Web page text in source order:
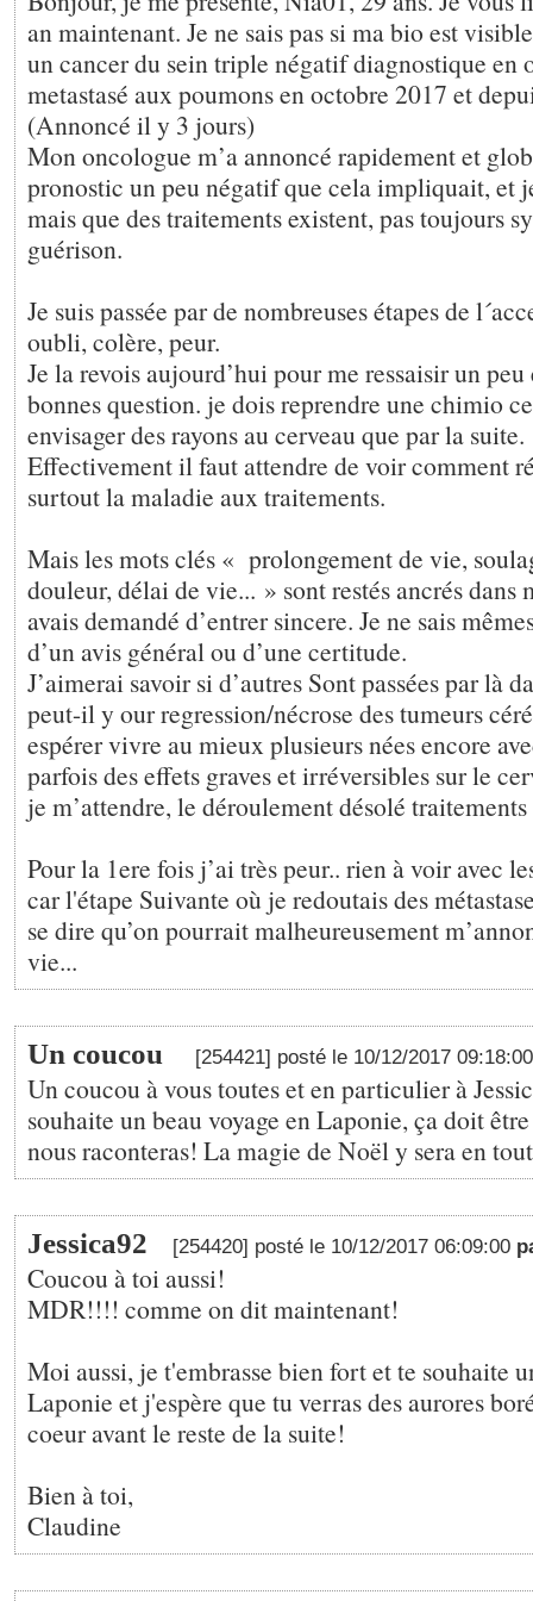
an maintenant. Je ne sais pas si ma bio est
un cancer du sein triple négatif diagnostique en
metastasé aux poumons en octobre 2017 et
(Annoncé il y 3 jours)
Mon oncologue m’a annoncé rapidement et
pronostic un peu négatif que cela impliquait, et
mais que des traitements existent, pas toujours
guérison.
Je suis passée par de nombreuses étapes de
oubli, colère, peur.
Je la revois aujourd’hui pour me ressaisir un
bonnes question. je dois reprendre une chimio
envisager des rayons au cerveau que par la suite.
Effectivement il faut attendre de voir comment
surtout la maladie aux traitements.
Mais les mots clés « prolongement de vie,
douleur, délai de vie... » sont restés ancrés dans
avais demandé d’entrer sincere. Je ne sais
d’un avis général ou d’une certitude.
J’aimerai savoir si d’autres Sont passées par là
peut-il y our regression/nécrose des tumeurs
espérer vivre au mieux plusieurs nées encore
parfois des effets graves et irréversibles sur le
je m’attendre, le déroulement désolé
Pour la 1ere fois j’ai très peur.. rien à voir avec
car l'étape Suivante où je redoutais des
se dire qu’on pourrait malheureusement
vie...
Un coucou [254421] posté le 10/12/2017
Un coucou à vous toutes et en particulier à
souhaite un beau voyage en Laponie, ça doit
nous raconteras! La magie de Noël y sera en
Jessica92 [254420] posté le 10/12/2017 06:09:00
Coucou à toi aussi!
MDR!!!! comme on dit maintenant!
Moi aussi, je t'embrasse bien fort et te souhaite
Laponie et j'espère que tu verras des aurores
coeur avant le reste de la suite!
Bien à toi,
Claudine